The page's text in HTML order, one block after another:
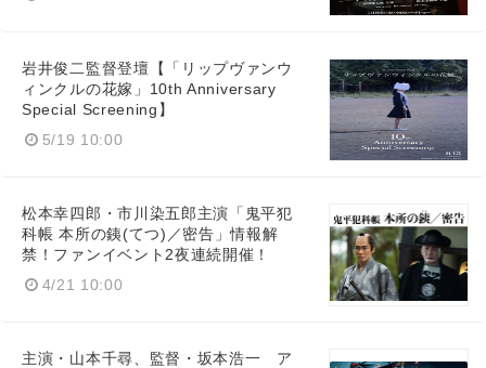
岩井俊二監督登壇【「リップヴァンウ
ィンクルの花嫁」10th Anniversary
Special Screening】
5/19 10:00
松本幸四郎・市川染五郎主演「鬼平犯
科帳 本所の銕(てつ)／密告」情報解
禁！ファンイベント2夜連続開催！
4/21 10:00
主演・山本千尋、監督・坂本浩一 ア